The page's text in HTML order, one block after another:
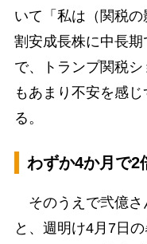
いて「私は（関税
割安成長株に中長
で、トランプ関税
もあまり不安を感
る。
わずか4か月で2
そのうえで弐億さ
と、週明け4月7日